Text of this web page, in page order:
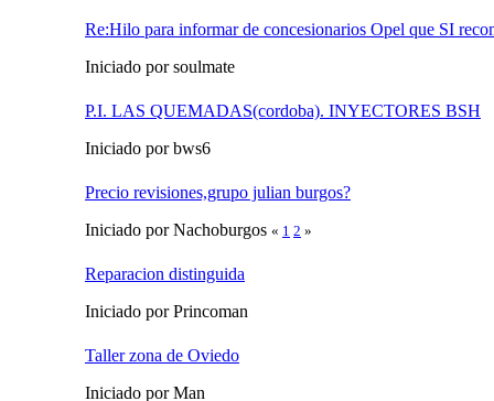
Re:Hilo para informar de concesionarios Opel que SI
Iniciado por soulmate
P.I. LAS QUEMADAS(cordoba). INYECTORES BSH
Iniciado por bws6
Precio revisiones,grupo julian burgos?
Iniciado por Nachoburgos « 1 2 »
Reparacion distinguida
Iniciado por Princoman
Taller zona de Oviedo
Iniciado por Man